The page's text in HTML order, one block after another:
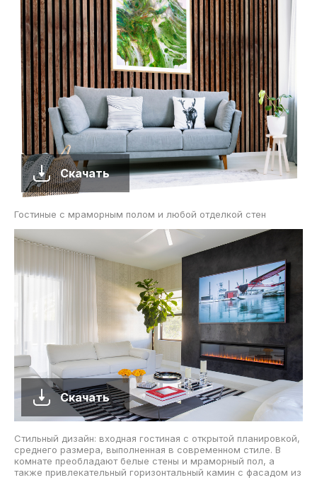
Скачать
Гостиные с мраморным полом и любой отделкой стен
Скачать
Стильный дизайн: входная гостиная с открытой планировкой,
среднего размера, выполненная в современном стиле. В
комнате преобладают белые стены и мраморный пол, а
также привлекательный горизонтальный камин с фасадом из